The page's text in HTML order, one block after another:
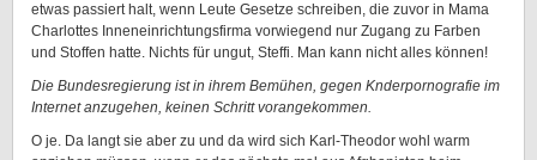
etwas passiert halt, wenn Leute Gesetze schreiben, die zuvor in Mama
Charlottes Inneneinrichtungsfirma vorwiegend nur Zugang zu Farben
und Stoffen hatte. Nichts für ungut, Steffi. Man kann nicht alles können!
Die Bundesregierung ist in ihrem Bemühen, gegen Knderpornografie im
Internet anzugehen, keinen Schritt vorangekommen.
O je. Da langt sie aber zu und da wird sich Karl-Theodor wohl warm